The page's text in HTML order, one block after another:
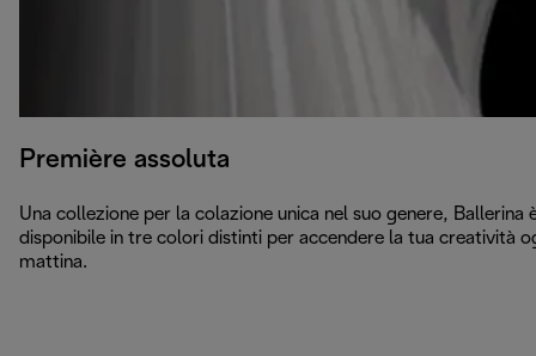
Première assoluta
Una collezione per la colazione unica nel suo genere, Ballerina
disponibile in tre colori distinti per accendere la tua creatività
mattina.